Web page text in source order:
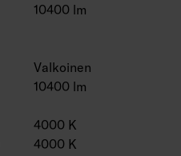
10400 lm
Valkoinen
10400 lm
4000 K
4000 K